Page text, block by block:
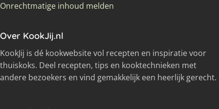
Onrechtmatige inhoud melden
Over KookJij.nl
KookJij is dé kookwebsite vol recepten en inspiratie voor
thuiskoks. Deel recepten, tips en kooktechnieken met
andere bezoekers en vind gemakkelijk een heerlijk gerecht.